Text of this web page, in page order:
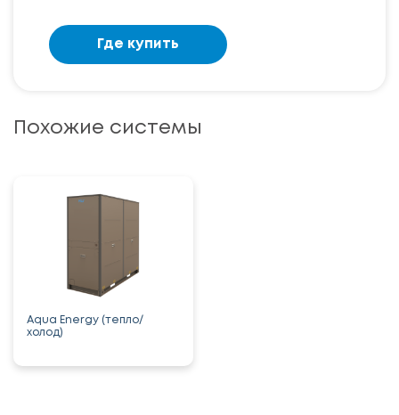
Где купить
Похожие системы
Aqua Energy (тепло/
холод)